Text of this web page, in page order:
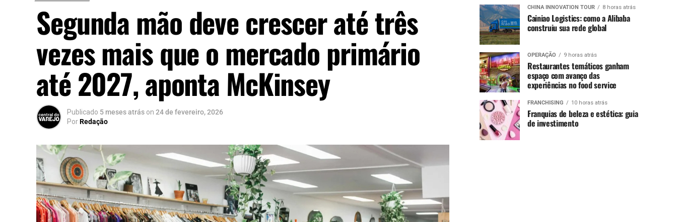
Segunda mão deve crescer até três
vezes mais que o mercado primário
até 2027, aponta McKinsey
Publicado 5 meses atrás on 24 de fevereiro, 2026
PorRedação
CHINA INNOVATION TOUR 8 horas atrás
Cainiao Logistics: como a Alibaba
construiu sua rede global
OPERAÇÃO 9 horas atrás
Restaurantes temáticos ganham
espaço com avanço das
experiências no food service
FRANCHISING 10 horas atrás
Franquias de beleza e estética: guia
de investimento